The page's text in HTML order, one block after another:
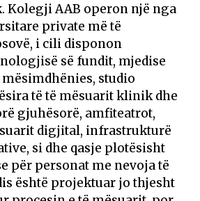
Kolegji AAB operon një nga
private më të
i cili disponon
së fundit, mjedise
studio
të të mësuarit klinik dhe
gjuhësorë, amfiteatrot,
digjital, infrastrukturë
si dhe qasje plotësisht
për personat me nevoja të
është projektuar jo thjesht